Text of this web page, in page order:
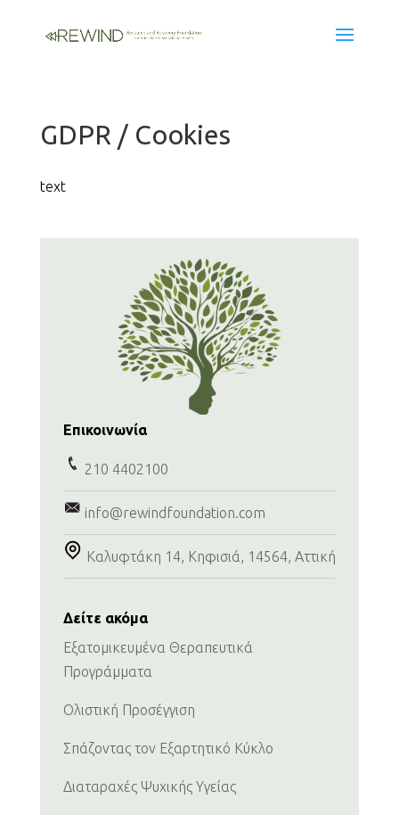
GDPR / Cookies
text
Επικοινωνία
210 4402100
info@rewindfoundation.com
Καλυφτάκη 14, Κηφισιά, 14564, Αττική
Δείτε ακόμα
Εξατομικευμένα Θεραπευτικά
Προγράμματα
Ολιστική Προσέγγιση
Σπάζοντας τον Εξαρτητικό Κύκλο
Διαταραχές Ψυχικής Υγείας